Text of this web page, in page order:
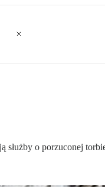
o porzuconej